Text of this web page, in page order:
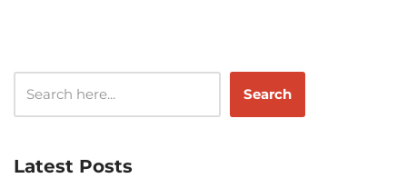
Search
Latest Posts